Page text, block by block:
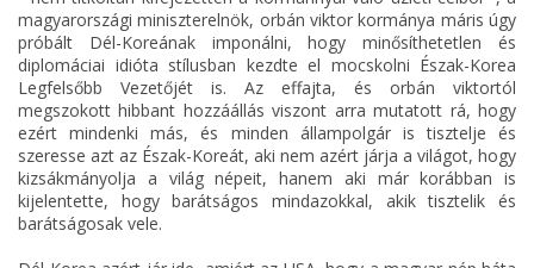
magyarországi miniszterelnök, orbán viktor kormánya máris úgy
próbált Dél-Koreának imponálni, hogy minősíthetetlen és
diplomáciai idióta stílusban kezdte el mocskolni Észak-Korea
Legfelsőbb Vezetőjét is. Az effajta, és orbán viktortól
megszokott hibbant hozzáállás viszont arra mutatott rá, hogy
ezért mindenki más, és minden állampolgár is tisztelje és
szeresse azt az Észak-Koreát, aki nem azért járja a világot, hogy
kizsákmányolja a világ népeit, hanem aki már korábban is
kijelentette, hogy barátságos mindazokkal, akik tisztelik és
barátságosak vele.